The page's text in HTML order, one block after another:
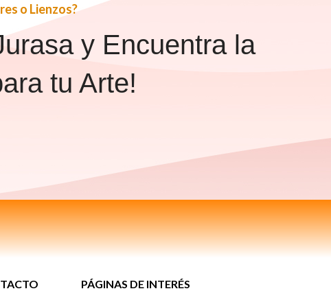
o Lienzos?
y Encuentra la
tu Arte!
PÁGINAS DE INTERÉS